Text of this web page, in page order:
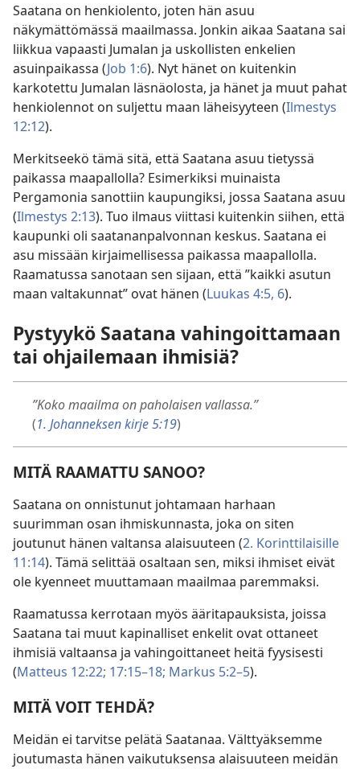
Saatana on henkiolento, joten hän asuu
näkymättömässä maailmassa. Jonkin aikaa Saatana sai
liikkua vapaasti Jumalan ja uskollisten enkelien
asuinpaikassa (Job 1:6). Nyt hänet on kuitenkin
karkotettu Jumalan läsnäolosta, ja hänet ja muut pahat
henkiolennot on suljettu maan läheisyyteen (Ilmestys
12:12).
Merkitseekö tämä sitä, että Saatana asuu tietyssä
paikassa maapallolla? Esimerkiksi muinaista
Pergamonia sanottiin kaupungiksi, jossa Saatana asuu
(Ilmestys 2:13). Tuo ilmaus viittasi kuitenkin siihen, että
kaupunki oli saatananpalvonnan keskus. Saatana ei
asu missään kirjaimellisessa paikassa maapallolla.
Raamatussa sanotaan sen sijaan, että ”kaikki asutun
maan valtakunnat” ovat hänen (Luukas 4:5, 6).
Pystyykö Saatana vahingoittamaan
tai ohjailemaan ihmisiä?
”Koko maailma on paholaisen vallassa.”
(1. Johanneksen kirje 5:19)
MITÄ RAAMATTU SANOO?
Saatana on onnistunut johtamaan harhaan
suurimman osan ihmiskunnasta, joka on siten
joutunut hänen valtansa alaisuuteen (2. Korinttilaisille
11:14). Tämä selittää osaltaan sen, miksi ihmiset eivät
ole kyenneet muuttamaan maailmaa paremmaksi.
Raamatussa kerrotaan myös ääritapauksista, joissa
Saatana tai muut kapinalliset enkelit ovat ottaneet
ihmisiä valtaansa ja vahingoittaneet heitä fyysisesti
(Matteus 12:22; 17:15–18; Markus 5:2–5).
MITÄ VOIT TEHDÄ?
Meidän ei tarvitse pelätä Saatanaa. Välttyäksemme
joutumasta hänen vaikutuksensa alaisuuteen meidän